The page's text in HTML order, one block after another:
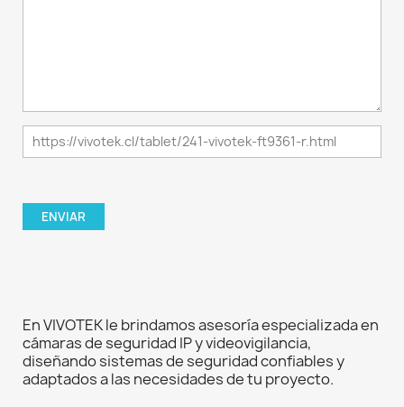
En VIVOTEK le brindamos asesoría especializada en
cámaras de seguridad IP y videovigilancia,
diseñando sistemas de seguridad confiables y
adaptados a las necesidades de tu proyecto.